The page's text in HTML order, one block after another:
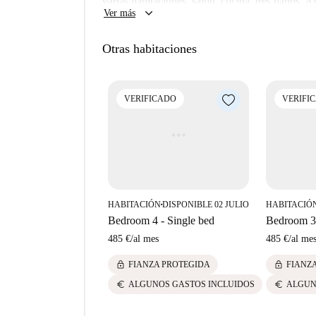
Robokeeper, lo que te sumergirá en el
muy soleada. El piso es muy céntrico, cerca
pocos metros del "Metro de Badal y Collblac",
Ver más keyboard_arrow_down
Otras habitaciones
VERIFICADO
HABITACIÓN■DISPONIBLE 02 JULIO
Bedroom 4 - Single bed
485 €/al mes
lock FIANZA PROTEGIDA
euro ALGUNOS GASTOS INCLUIDOS
Bedroom
485 €/al mes
lock
euro